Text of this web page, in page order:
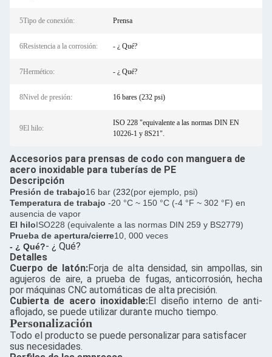
5Tipo de conexión: Prensa
6Resistencia a la corrosión: - ¿ Qué?
7Hermético: - ¿ Qué?
8Nivel de presión: 16 bares (232 psi)
9El hilo:
ISO 228 "equivalente a las normas DIN EN
10226-1 y 8S21".
Accesorios para prensas de codo con manguera de
acero inoxidable para tuberías de PE
Descripción
Presión de trabajo16 bar (232(por ejemplo, psi)
Temperatura de trabajo -20 °C ~ 150 °C (-4 °F ~ 302 °F) en
ausencia de vapor
El hiloISO228 (equivalente a las normas DIN 259 y BS2779)
Prueba de apertura/cierre10, 000 veces
- ¿ Qué?- ¿ Qué?
Detalles
Cuerpo de latón:Forja de alta densidad, sin ampollas, sin
agujeros de aire, a prueba de fugas, anticorrosión, hecha
por máquinas CNC automáticas de alta precisión.
Cubierta de acero inoxidable:El diseño interno de anti-
aflojado, se puede utilizar durante mucho tiempo.
Personalización
Todo el producto se puede personalizar para satisfacer
sus necesidades.